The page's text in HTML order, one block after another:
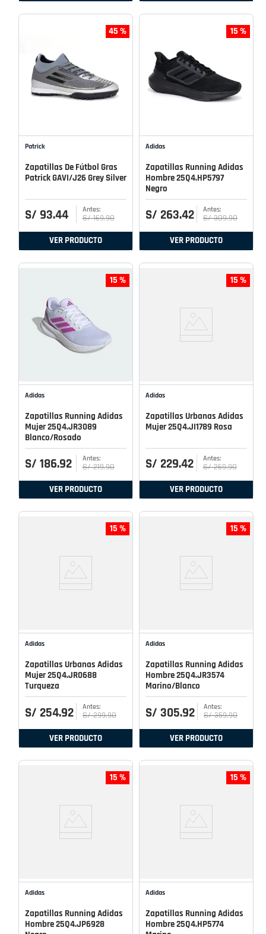
45 %
Patrick
Zapatillas De Fútbol Gras
Patrick GAVI/J26 Grey Silver
S/ 93.44 S/ 169.90
VER PRODUCTO
15 %
Adidas
Zapatillas Running Adidas
Hombre 25Q4.HP5797
Negro
S/ 263.42 S/ 309.90
VER PRODUCTO
15 %
Adidas
Zapatillas Running Adidas
Mujer 25Q4.JR3089
Blanco/Rosado
S/ 186.92 S/ 219.90
VER PRODUCTO
15 %
Adidas
Zapatillas Urbanas Adidas
Mujer 25Q4.JI1789 Rosa
S/ 229.42 S/ 269.90
VER PRODUCTO
15 %
Adidas
Zapatillas Urbanas Adidas
Mujer 25Q4.JR0688
Turqueza
S/ 254.92 S/ 299.90
VER PRODUCTO
15 %
Adidas
Zapatillas Running Adidas
Hombre 25Q4.JR3574
Marino/Blanco
S/ 305.92 S/ 359.90
VER PRODUCTO
15 %
Adidas
Zapatillas Running Adidas
Hombre 25Q4.JP6928
15 %
Adidas
Zapatillas Running Adidas
Hombre 25Q4.HP5774